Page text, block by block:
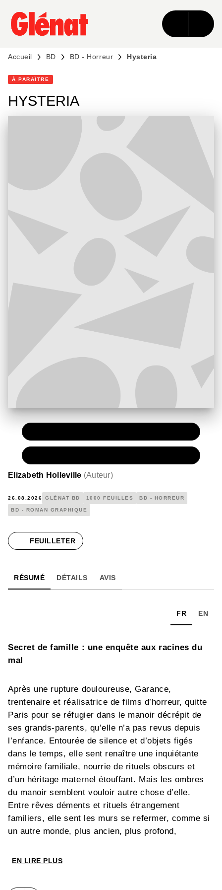
MENU RECHERCHE CONTENU
PIED DE PAGE
Accueil BD BD - Horreur Hysteria
À PARAÎTRE
HYSTERIA
Elizabeth Holleville (Auteur)
26.08.2026 GLÉNAT BD 1000 FEUILLES BD - HORREUR
BD - ROMAN GRAPHIQUE
FEUILLETER
RÉSUMÉ DÉTAILS AVIS
FR EN
Secret de famille : une enquête aux racines du
mal
Après une rupture douloureuse, Garance,
trentenaire et réalisatrice de films d’horreur, quitte
Paris pour se réfugier dans le manoir décrépit de
ses grands-parents, qu’elle n’a pas revus depuis
l’enfance. Entourée de silence et d’objets figés
dans le temps, elle sent renaître une inquiétante
mémoire familiale, nourrie de rituels obscurs et
d’un héritage maternel étouffant. Mais les ombres
du manoir semblent vouloir autre chose d’elle.
Entre rêves déments et rituels étrangement
familiers, elle sent les murs se refermer, comme si
un autre monde, plus ancien, plus profond,
vénère depuis des générations n’est peut-être pas
EN LIRE PLUS